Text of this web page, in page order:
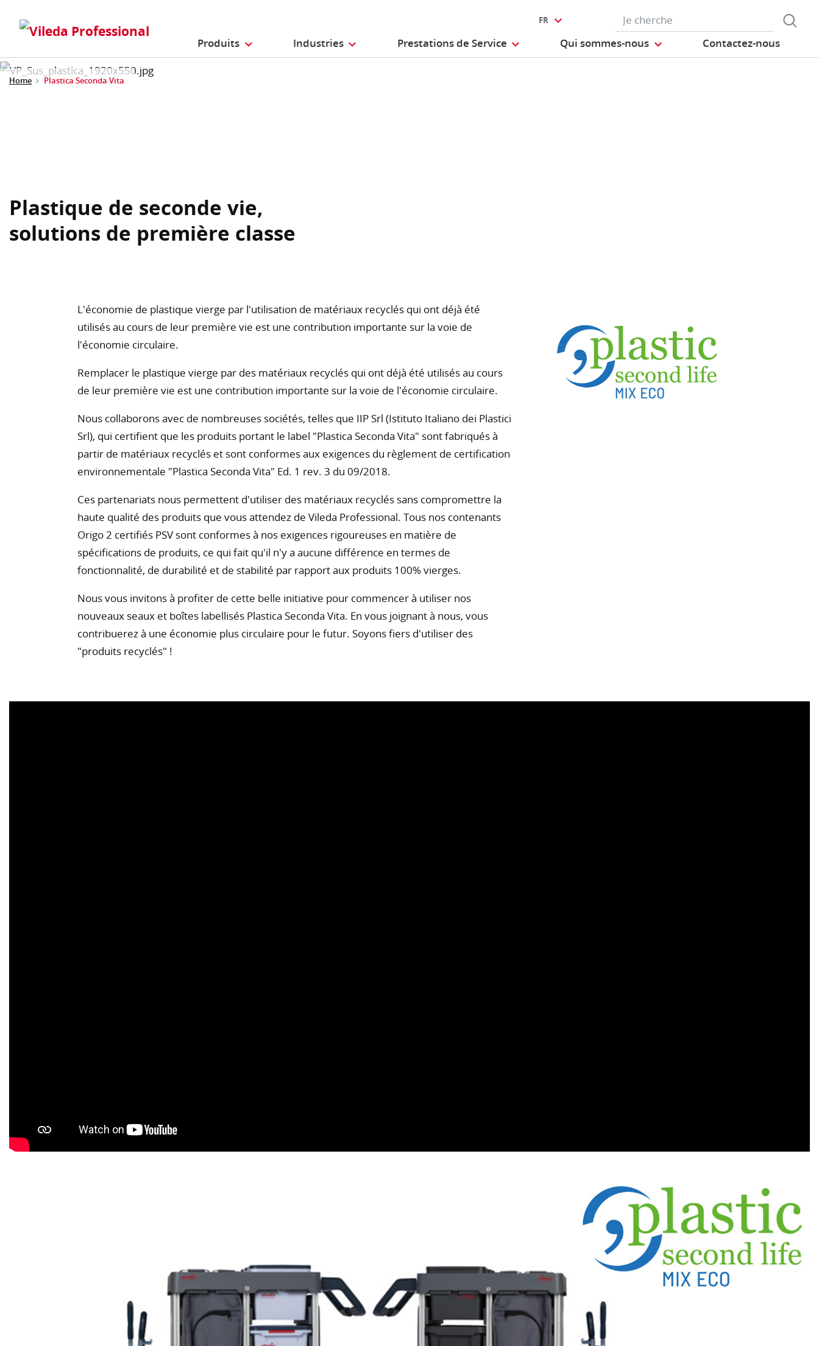
Produits Industries Prestations de Service Qui sommes-nous Contactez-nous
FR
Home Plastica Seconda Vita
Plastique de seconde vie,
solutions de première classe
L'économie de plastique vierge par l'utilisation de matériaux recyclés qui ont déjà été
utilisés au cours de leur première vie est une contribution importante sur la voie de
l'économie circulaire.
Remplacer le plastique vierge par des matériaux recyclés qui ont déjà été utilisés au cours
de leur première vie est une contribution importante sur la voie de l'économie circulaire.
Nous collaborons avec de nombreuses sociétés, telles que IIP Srl (Istituto Italiano dei Plastici
Srl), qui certifient que les produits portant le label "Plastica Seconda Vita" sont fabriqués à
partir de matériaux recyclés et sont conformes aux exigences du règlement de certification
environnementale "Plastica Seconda Vita" Ed. 1 rev. 3 du 09/2018.
Ces partenariats nous permettent d'utiliser des matériaux recyclés sans compromettre la
haute qualité des produits que vous attendez de Vileda Professional. Tous nos contenants
Origo 2 certifiés PSV sont conformes à nos exigences rigoureuses en matière de
spécifications de produits, ce qui fait qu'il n'y a aucune différence en termes de
fonctionnalité, de durabilité et de stabilité par rapport aux produits 100% vierges.
Nous vous invitons à profiter de cette belle initiative pour commencer à utiliser nos
nouveaux seaux et boîtes labellisés Plastica Seconda Vita. En vous joignant à nous, vous
contribuerez à une économie plus circulaire pour le futur. Soyons fiers d'utiliser des
"produits recyclés" !